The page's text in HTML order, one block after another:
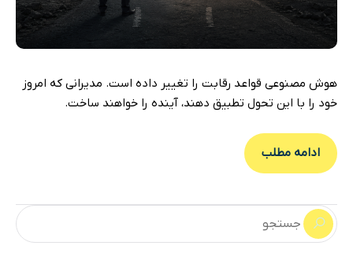
هوش مصنوعی قواعد رقابت را تغییر داده است. مدیرانی که امروز
خود را با این تحول تطبیق دهند، آینده را خواهند ساخت.
ادامه مطلب